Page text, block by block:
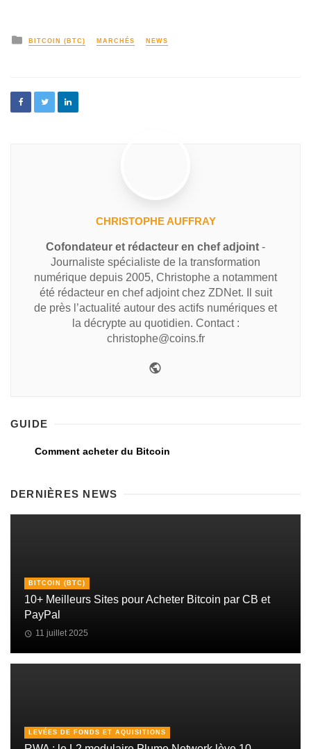
BITCOIN (BTC) MARCHÉS NEWS
CHRISTOPHE AUFFRAY
Cofondateur et rédacteur en chef adjoint -
Journaliste spécialiste de la transformation
numérique depuis 2005, Christophe a notamment
été rédacteur en chef adjoint chez ZDNet. Il suit
de près l’actualité autour des actifs numériques et
la décrypte au quotidien. Contact :
christophe@coins.fr
GUIDE
Comment acheter du Bitcoin
DERNIÈRES NEWS
BITCOIN (BTC)
10+ Meilleurs Sites pour Acheter Bitcoin par CB et
PayPal
11 juillet 2025
LEVÉES DE FONDS ET AQUISITIONS